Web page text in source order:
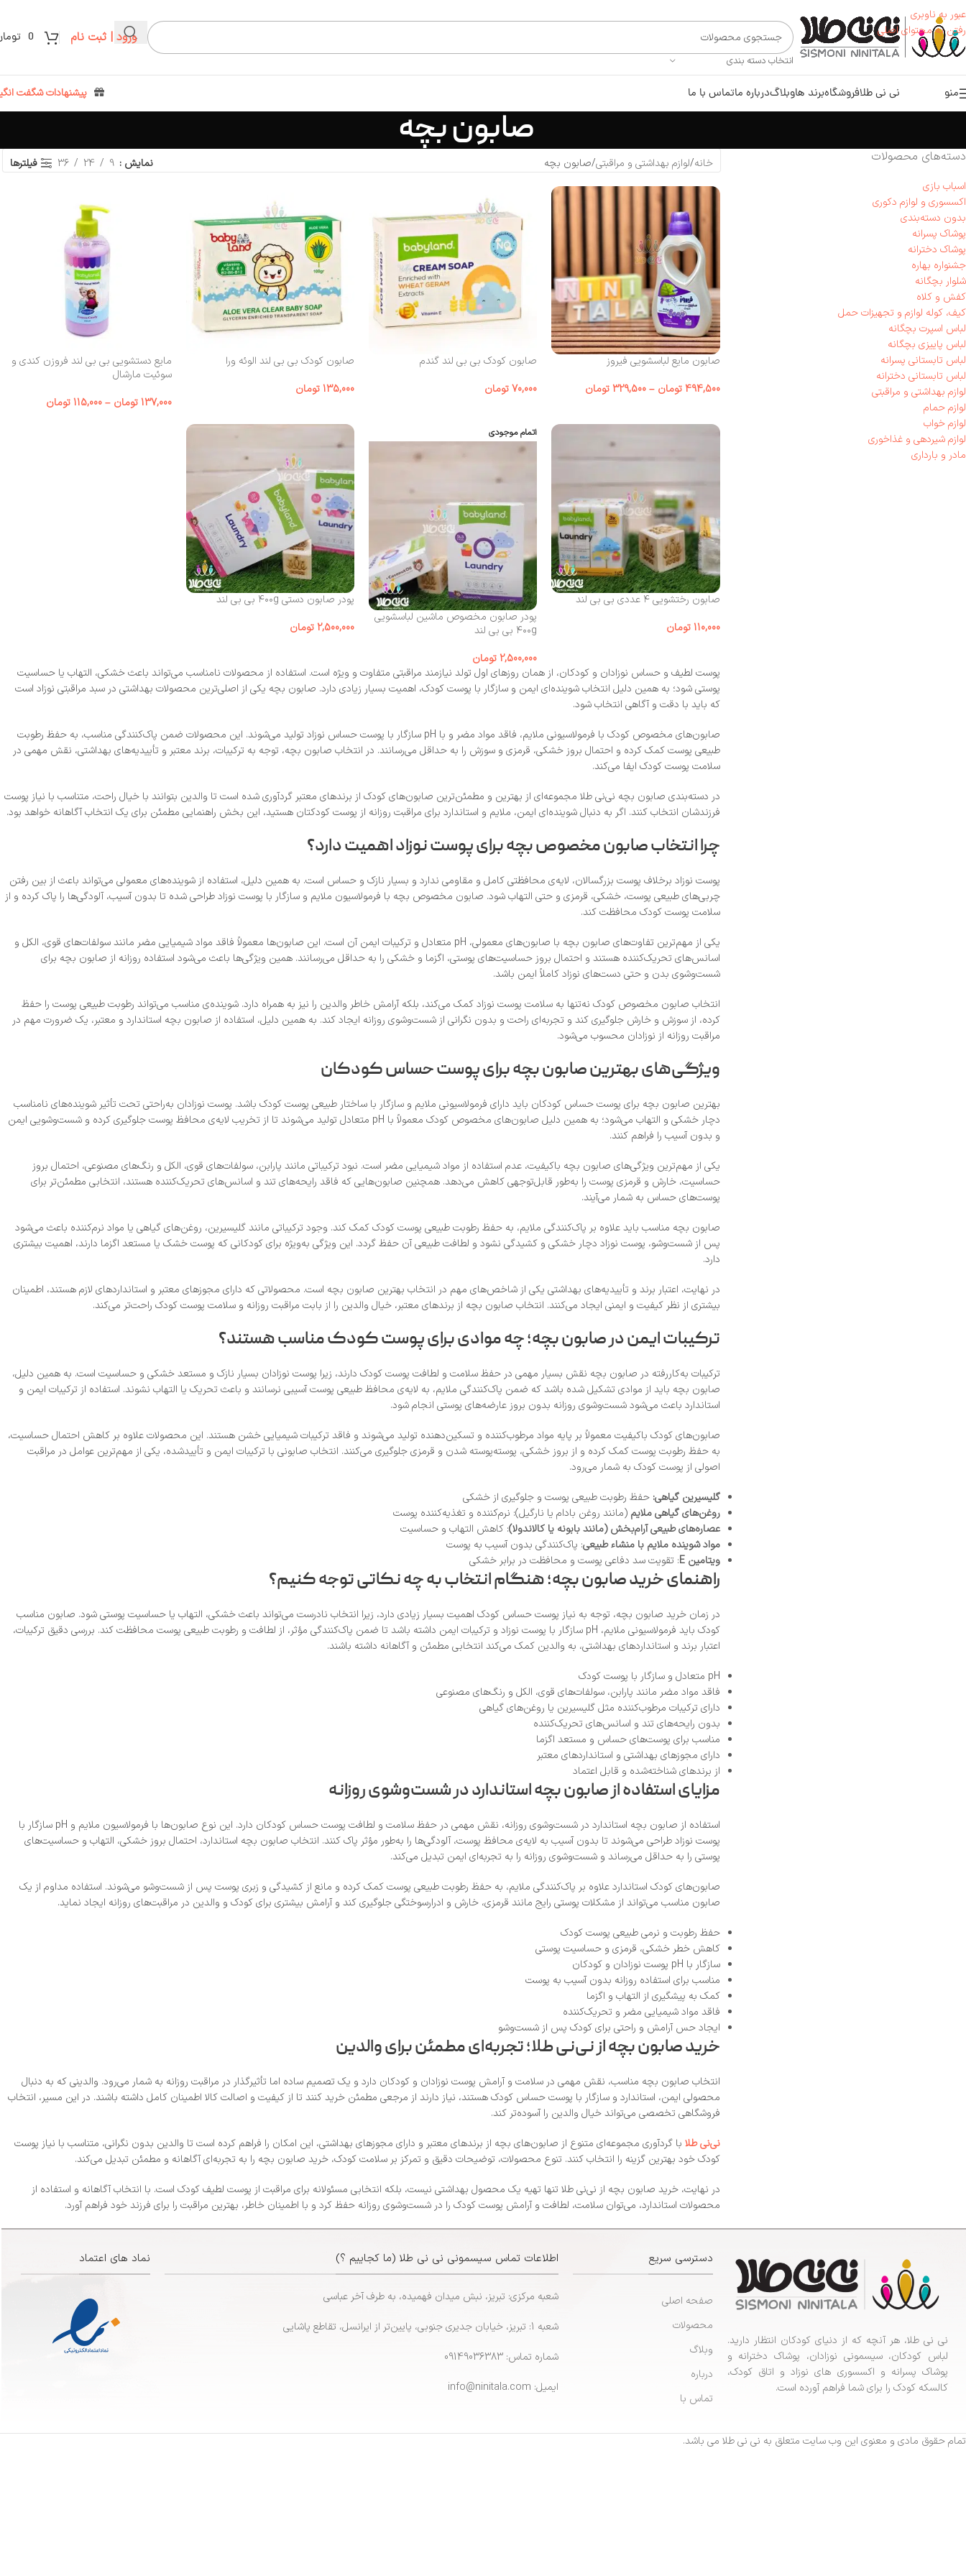
عبور به ناوبری
رفتن به محتوای اصلی
انتخاب دسته بندی
ورود | ثبت نام 0
منو نی نی طلافروشگاهبرند هاوبلاگدرباره ماتماس با ما پیشنهادات شگفت
صابون بچه
دسته‌های محصولات
اسباب بازی
اکسسوری و لوازم دکوری
بدون دسته‌بندی
پوشاک پسرانه
پوشاک دخترانه
جشنواره بهاره
شلوار بچگانه
کفش و کلاه
کیف، کوله لوازم و تجهیزات حمل
لباس اسپرت بچگانه
لباس پاییزی بچگانه
لباس تابستانی پسرانه
لباس تابستانی دخترانه
لوازم بهداشتی و مراقبتی
لوازم حمام
لوازم خواب
لوازم شیر‌دهی و غذاخوری
مادر و بارداری
خانه لوازم بهداشتی و مراقبتی صابون بچه نمایش 9
24
36 فیلترها
صابون مایع لباسشویی فیروز
494,500 تومان –
329,500 تومان
صابون کودک بی بی لند گندم
70,000تومان
صابون کودک بی بی لند الوئه ورا
135,000 تومان
مایع دستشویی بی بی لند فروزن کندی و
سوئیت مارشال
137,000 تومان –
115,000 تومان
صابون رختشویی ۴ عددی بی بی لند
110,000 تومان
اتمام موجودی
پودر صابون مخصوص ماشین لباسشویی
۴۰۰g بی بی لند
2,500,000 تومان
پودر صابون دستی ۴۰۰g بی بی لند
2,500,000 تومان
پوست لطیف و حساس نوزادان و کودکان، از همان روزهای اول تولد نیازمند مراقبتی متفاوت و ویژه است. استفاده از محصولات نامناسب می‌تواند باعث خشکی، التهاب یا حساسیت
پوستی شود؛ به همین دلیل انتخاب شوینده‌ای ایمن و سازگار با پوست کودک، اهمیت بسیار زیادی دارد. صابون بچه یکی از اصلی‌ترین محصولات بهداشتی در سبد مراقبتی نوزاد است
که باید با دقت و آگاهی انتخاب شود.
صابون‌های مخصوص کودک با فرمولاسیونی ملایم، فاقد مواد مضر و با pH سازگار با پوست حساس نوزاد تولید می‌شوند. این محصولات ضمن پاک‌کنندگی مناسب، به حفظ رطوبت
طبیعی پوست کمک کرده و احتمال بروز خشکی، قرمزی و سوزش را به حداقل می‌رسانند. در انتخاب صابون بچه، توجه به ترکیبات، برند معتبر و تأییدیه‌های بهداشتی، نقش مهمی در
سلامت پوست کودک ایفا می‌کند.
در دسته‌بندی صابون بچه نی‌نی طلا مجموعه‌ای از بهترین و مطمئن‌ترین صابون‌های کودک از برندهای معتبر گردآوری شده است تا والدین بتوانند با خیال راحت، متناسب با نیاز پوست
فرزندشان انتخاب کنند. اگر به دنبال شوینده‌ای ایمن، ملایم و استاندارد برای مراقبت روزانه از پوست کودکتان هستید، این بخش راهنمایی مطمئن برای یک انتخاب آگاهانه خواهد بود.
چرا انتخاب صابون مخصوص بچه برای پوست نوزاد اهمیت دارد؟
پوست نوزاد برخلاف پوست بزرگسالان، لایه‌ی محافظتی کامل و مقاومی ندارد و بسیار نازک و حساس است. به همین دلیل، استفاده از شوینده‌های معمولی می‌تواند باعث از بین رفتن
چربی‌های طبیعی پوست، خشکی، قرمزی و حتی التهاب شود. صابون مخصوص بچه با فرمولاسیون ملایم و سازگار با پوست نوزاد طراحی شده تا بدون آسیب، آلودگی‌ها را پاک کرده و از
سلامت پوست کودک محافظت کند.
یکی از مهم‌ترین تفاوت‌های صابون بچه با صابون‌های معمولی، pH متعادل و ترکیبات ایمن آن است. این صابون‌ها معمولاً فاقد مواد شیمیایی مضر مانند سولفات‌های قوی، الکل و
اسانس‌های تحریک‌کننده هستند و احتمال بروز حساسیت‌های پوستی، اگزما و خشکی را به حداقل می‌رسانند. همین ویژگی‌ها باعث می‌شود استفاده روزانه از صابون بچه برای
شست‌وشوی بدن و حتی دست‌های نوزاد کاملاً ایمن باشد.
انتخاب صابون مخصوص کودک نه‌تنها به سلامت پوست نوزاد کمک می‌کند، بلکه آرامش خاطر والدین را نیز به همراه دارد. شوینده‌ی مناسب می‌تواند رطوبت طبیعی پوست را حفظ
کرده، از سوزش و خارش جلوگیری کند و تجربه‌ای راحت و بدون نگرانی از شست‌وشوی روزانه ایجاد کند. به همین دلیل، استفاده از صابون بچه استاندارد و معتبر، یک ضرورت مهم در
مراقبت روزانه از نوزادان محسوب می‌شود.
ویژگی‌های بهترین صابون بچه برای پوست حساس کودکان
بهترین صابون بچه برای پوست حساس کودکان باید دارای فرمولاسیونی ملایم و سازگار با ساختار طبیعی پوست کودک باشد. پوست نوزادان به‌راحتی تحت تأثیر شوینده‌های نامناسب
دچار خشکی و التهاب می‌شود؛ به همین دلیل صابون‌های مخصوص کودک معمولاً با pH متعادل تولید می‌شوند تا از تخریب لایه‌ی محافظ پوست جلوگیری کرده و شست‌وشویی ایمن
و بدون آسیب را فراهم کنند.
یکی از مهم‌ترین ویژگی‌های صابون بچه باکیفیت، عدم استفاده از مواد شیمیایی مضر است. نبود ترکیباتی مانند پارابن، سولفات‌های قوی، الکل و رنگ‌های مصنوعی، احتمال بروز
حساسیت، خارش و قرمزی پوست را به‌طور قابل‌توجهی کاهش می‌دهد. همچنین صابون‌هایی که فاقد رایحه‌های تند و اسانس‌های تحریک‌کننده هستند، انتخابی مطمئن‌تر برای
پوست‌های حساس به شمار می‌آیند.
صابون بچه مناسب باید علاوه بر پاک‌کنندگی ملایم، به حفظ رطوبت طبیعی پوست کودک کمک کند. وجود ترکیباتی مانند گلیسیرین، روغن‌های گیاهی یا مواد نرم‌کننده باعث می‌شود
پس از شست‌وشو، پوست نوزاد دچار خشکی و کشیدگی نشود و لطافت طبیعی آن حفظ گردد. این ویژگی به‌ویژه برای کودکانی که پوست خشک یا مستعد اگزما دارند، اهمیت بیشتری
دارد.
در نهایت، اعتبار برند و تأییدیه‌های بهداشتی یکی از شاخص‌های مهم در انتخاب بهترین صابون بچه است. محصولاتی که دارای مجوزهای معتبر و استانداردهای لازم هستند، اطمینان
بیشتری از نظر کیفیت و ایمنی ایجاد می‌کنند. انتخاب صابون بچه از برندهای معتبر، خیال والدین را از بابت مراقبت روزانه و سلامت پوست کودک راحت‌تر می‌کند.
ترکیبات ایمن در صابون بچه؛ چه موادی برای پوست کودک مناسب هستند؟
ترکیبات به‌کاررفته در صابون بچه نقش بسیار مهمی در حفظ سلامت و لطافت پوست کودک دارند، زیرا پوست نوزادان بسیار نازک و مستعد خشکی و حساسیت است. به همین دلیل،
صابون بچه باید از موادی تشکیل شده باشد که ضمن پاک‌کنندگی ملایم، به لایه‌ی محافظ طبیعی پوست آسیبی نرسانند و باعث تحریک یا التهاب نشوند. استفاده از ترکیبات ایمن و
استاندارد باعث می‌شود شست‌وشوی روزانه بدون بروز عارضه‌های پوستی انجام شود.
صابون‌های کودک باکیفیت معمولاً بر پایه مواد مرطوب‌کننده و تسکین‌دهنده تولید می‌شوند و فاقد ترکیبات شیمیایی خشن هستند. این محصولات علاوه بر کاهش احتمال حساسیت،
به حفظ رطوبت پوست کمک کرده و از بروز خشکی، پوسته‌پوسته شدن و قرمزی جلوگیری می‌کنند. انتخاب صابونی با ترکیبات ایمن و تأییدشده، یکی از مهم‌ترین عوامل در مراقبت
اصولی از پوست کودک به شمار می‌رود.
گلیسیرین گیاهی: حفظ رطوبت طبیعی پوست و جلوگیری از خشکی
روغن‌های گیاهی ملایم (مانند روغن بادام یا نارگیل): نرم‌کننده و تغذیه‌کننده پوست
عصاره‌های طبیعی آرام‌بخش (مانند بابونه یا کالاندولا): کاهش التهاب و حساسیت
مواد شوینده ملایم با منشاء طبیعی: پاک‌کنندگی بدون آسیب به پوست
ویتامین E : تقویت سد دفاعی پوست و محافظت در برابر خشکی
راهنمای خرید صابون بچه؛ هنگام انتخاب به چه نکاتی توجه کنیم؟
در زمان خرید صابون بچه، توجه به نیاز پوست حساس کودک اهمیت بسیار زیادی دارد، زیرا انتخاب نادرست می‌تواند باعث خشکی، التهاب یا حساسیت پوستی شود. صابون مناسب
کودک باید فرمولاسیونی ملایم، pH سازگار با پوست نوزاد و ترکیبات ایمن داشته باشد تا ضمن پاک‌کنندگی مؤثر، از لطافت و رطوبت طبیعی پوست محافظت کند. بررسی دقیق ترکیبات،
اعتبار برند و استانداردهای بهداشتی، به والدین کمک می‌کند انتخابی مطمئن و آگاهانه داشته باشند.
pH متعادل و سازگار با پوست کودک
فاقد مواد مضر مانند پارابن، سولفات‌های قوی، الکل و رنگ‌های مصنوعی
دارای ترکیبات مرطوب‌کننده مثل گلیسیرین یا روغن‌های گیاهی
بدون رایحه‌های تند و اسانس‌های تحریک‌کننده
مناسب برای پوست‌های حساس و مستعد اگزما
دارای مجوزهای بهداشتی و استانداردهای معتبر
از برندهای شناخته‌شده و قابل اعتماد
مزایای استفاده از صابون بچه استاندارد در شست‌وشوی روزانه
استفاده از صابون بچه استاندارد در شست‌وشوی روزانه، نقش مهمی در حفظ سلامت و لطافت پوست حساس کودکان دارد. این نوع صابون‌ها با فرمولاسیون ملایم و pH سازگار با
پوست نوزاد طراحی می‌شوند تا بدون آسیب به لایه‌ی محافظ پوست، آلودگی‌ها را به‌طور مؤثر پاک کنند. انتخاب صابون بچه استاندارد، احتمال بروز خشکی، التهاب و حساسیت‌های
پوستی را به حداقل می‌رساند و شست‌وشوی روزانه را به تجربه‌ای ایمن تبدیل می‌کند.
صابون‌های کودک استاندارد علاوه بر پاک‌کنندگی ملایم، به حفظ رطوبت طبیعی پوست کمک کرده و مانع از کشیدگی و زبری پوست پس از شست‌وشو می‌شوند. استفاده مداوم از یک
صابون مناسب می‌تواند از مشکلات پوستی رایج مانند قرمزی، خارش و ادرارسوختگی جلوگیری کند و آرامش بیشتری برای کودک و والدین در مراقبت‌های روزانه ایجاد نماید.
حفظ رطوبت و نرمی طبیعی پوست کودک
کاهش خطر خشکی، قرمزی و حساسیت پوستی
سازگار با pH پوست نوزادان و کودکان
مناسب برای استفاده روزانه بدون آسیب به پوست
کمک به پیشگیری از التهاب و اگزما
فاقد مواد شیمیایی مضر و تحریک‌کننده
ایجاد حس آرامش و راحتی برای کودک پس از شست‌وشو
خرید صابون بچه از نی‌نی طلا؛ تجربه‌ای مطمئن برای والدین
انتخاب صابون بچه مناسب، نقش مهمی در سلامت و آرامش پوست نوزادان و کودکان دارد و یک تصمیم ساده اما تأثیرگذار در مراقبت روزانه به شمار می‌رود. والدینی که به دنبال
محصولی ایمن، استاندارد و سازگار با پوست حساس کودک هستند، نیاز دارند از مرجعی مطمئن خرید کنند تا از کیفیت و اصالت کالا اطمینان کامل داشته باشند. در این مسیر، انتخاب
فروشگاهی تخصصی می‌تواند خیال والدین را آسوده‌تر کند.
نی‌نی طلا با گردآوری مجموعه‌ای متنوع از صابون‌های بچه از برندهای معتبر و دارای مجوزهای بهداشتی، این امکان را فراهم کرده است تا والدین بدون نگرانی، متناسب با نیاز پوست
کودک خود بهترین گزینه را انتخاب کنند. تنوع محصولات، توضیحات دقیق و تمرکز بر سلامت کودک، خرید صابون بچه را به تجربه‌ای آگاهانه و مطمئن تبدیل می‌کند.
در نهایت، خرید صابون بچه از نی‌نی طلا تنها تهیه یک محصول بهداشتی نیست، بلکه انتخابی مسئولانه برای مراقبت از پوست لطیف کودک است. با انتخاب آگاهانه و استفاده از
محصولات استاندارد، می‌توان سلامت، لطافت و آرامش پوست کودک را در شست‌وشوی روزانه حفظ کرد و با اطمینان خاطر، بهترین مراقبت را برای فرزند خود فراهم آورد.
نی نی طلا، هر آنچه که از دنیای کودکان انتظار دارید.
لباس کودکان، سیسمونی نوزادان، پوشاک دخترانه و
پوشاک پسرانه و اکسسوری های نوزاد و اتاق کودک،
کالسکه کودک را برای شما فراهم آورده است.
دسترسی سریع
صفحه اصلی
محصولات
وبلاگ
درباره
تماس با
اطلاعات تماس سیسمونی نی نی طلا (ما کجاییم ؟)
شعبه مرکزی: تبریز، نبش میدان فهمیده، به طرف آخر عباسی
شعبه 1: تبریز، خیابان جدیری جنوبی، پایین‌تر از ایرانسل، تقاطع پاشایی
شماره تماس: 09149036383
ایمیل: info@ninitala.com
نماد های اعتماد
تمام حقوق مادی و معنوی این وب سایت متعلق به نی نی طلا می باشد.